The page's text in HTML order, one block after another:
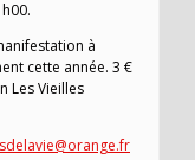
à
cette année. 3 €
Les Vieilles